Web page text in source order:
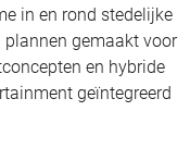
in en rond stedelijke
plannen gemaakt voor
en hybride
geïntegreerd